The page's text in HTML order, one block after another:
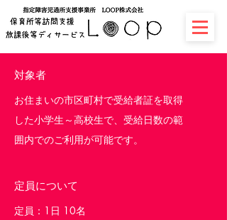
対象者
お住まいの市区町村で受給者証を取得
した小学生～高校生で、受給日数の範
囲内でのご利用が可能です。
定員について
定員：1日 10名